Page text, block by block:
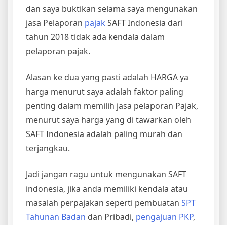
dan saya buktikan selama saya mengunakan
jasa Pelaporan pajak SAFT Indonesia dari
tahun 2018 tidak ada kendala dalam
pelaporan pajak.
Alasan ke dua yang pasti adalah HARGA ya
harga menurut saya adalah faktor paling
penting dalam memilih jasa pelaporan Pajak,
menurut saya harga yang di tawarkan oleh
SAFT Indonesia adalah paling murah dan
terjangkau.
Jadi jangan ragu untuk mengunakan SAFT
indonesia, jika anda memiliki kendala atau
masalah perpajakan seperti pembuatan SPT
Tahunan Badan dan Pribadi, pengajuan PKP,